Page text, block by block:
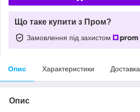
Що таке купити з Пром?
Замовлення під захистом
Опис Характеристики Доставка
Опис